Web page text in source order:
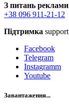
З питань реклами
+38 096 911-21-12
Підтримка
Facebook
Telegram
Instagramm
Youtube
Завантаження...